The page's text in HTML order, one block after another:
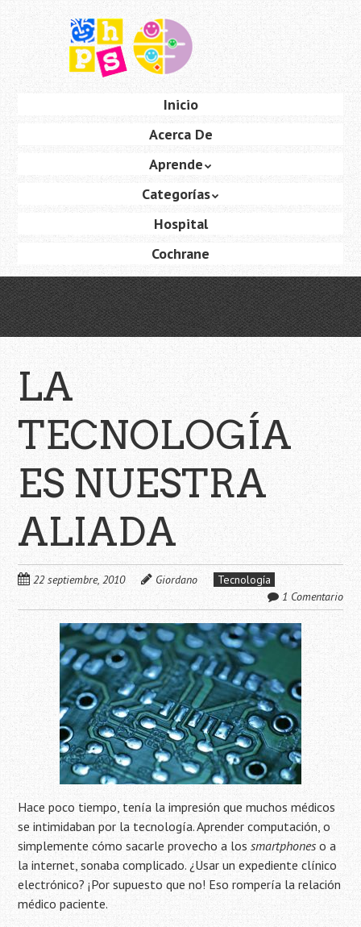
principal
Inicio
Acerca De
Aprende
Categorías
Hospital
Cochrane
LA
TECNOLOGÍA
ES NUESTRA
ALIADA
22 septiembre, 2010 Giordano
Tecnología
1 Comentario
Hace poco tiempo, tenía la impresión que muchos médicos
se intimidaban por la tecnología. Aprender computación, o
simplemente cómo sacarle provecho a lossmartphones o a
la internet, sonaba complicado. ¿Usar un expediente clínico
electrónico? ¡Por supuesto que no! Eso rompería la relación
médico paciente.